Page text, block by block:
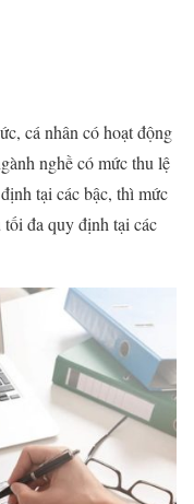
cá nhân có hoạt động
nghề có mức thu lệ
tại các bậc, thì mức
đa quy định tại các